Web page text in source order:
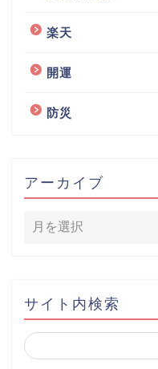
楽天
開運
防災
アーカイブ
サイト内検索